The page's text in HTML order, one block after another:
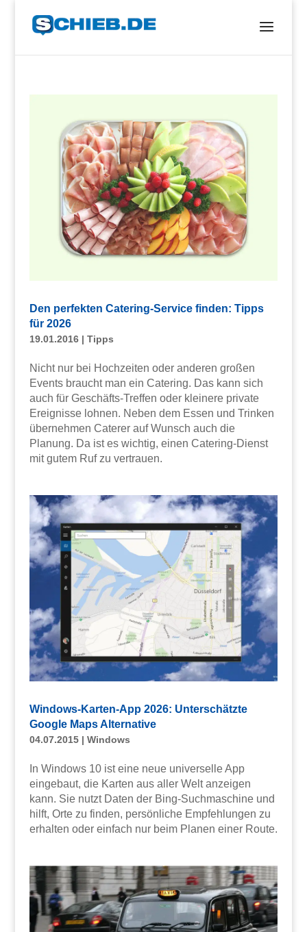
Den perfekten Catering-Service finden: Tipps
für 2026
19.01.2016| Tipps
Nicht nur bei Hochzeiten oder anderen großen
Events braucht man ein Catering. Das kann sich
auch für Geschäfts-Treffen oder kleinere private
Ereignisse lohnen. Neben dem Essen und Trinken
übernehmen Caterer auf Wunsch auch die
Planung. Da ist es wichtig, einen Catering-Dienst
mit gutem Ruf zu vertrauen.
Windows-Karten-App 2026: Unterschätzte
Google Maps Alternative
04.07.2015| Windows
In Windows 10 ist eine neue universelle App
eingebaut, die Karten aus aller Welt anzeigen
kann. Sie nutzt Daten der Bing-Suchmaschine und
hilft, Orte zu finden, persönliche Empfehlungen zu
erhalten oder einfach nur beim Planen einer Route.